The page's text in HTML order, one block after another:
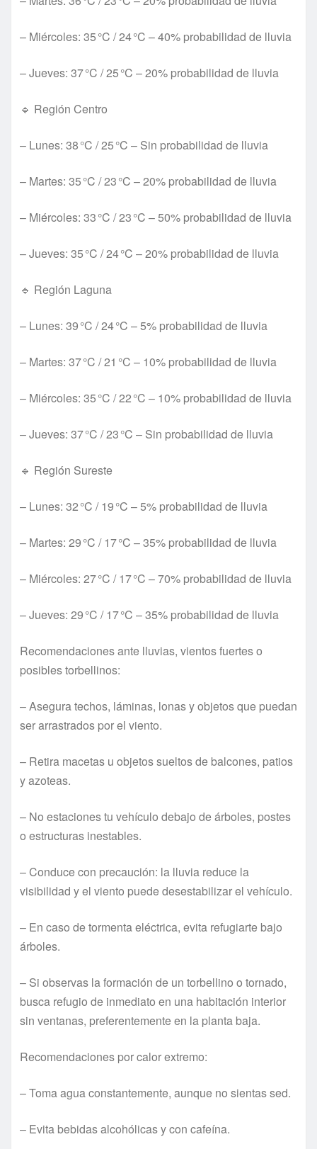
– Miércoles: 35 °C / 24 °C – 40% probabilidad de lluvia
– Jueves: 37 °C / 25 °C – 20% probabilidad de lluvia
🔹 Región Centro
– Lunes: 38 °C / 25 °C – Sin probabilidad de lluvia
– Martes: 35 °C / 23 °C – 20% probabilidad de lluvia
– Miércoles: 33 °C / 23 °C – 50% probabilidad de lluvia
– Jueves: 35 °C / 24 °C – 20% probabilidad de lluvia
🔹 Región Laguna
– Lunes: 39 °C / 24 °C – 5% probabilidad de lluvia
– Martes: 37 °C / 21 °C – 10% probabilidad de lluvia
– Miércoles: 35 °C / 22 °C – 10% probabilidad de lluvia
– Jueves: 37 °C / 23 °C – Sin probabilidad de lluvia
🔹 Región Sureste
– Lunes: 32 °C / 19 °C – 5% probabilidad de lluvia
– Martes: 29 °C / 17 °C – 35% probabilidad de lluvia
– Miércoles: 27 °C / 17 °C – 70% probabilidad de lluvia
– Jueves: 29 °C / 17 °C – 35% probabilidad de lluvia
Recomendaciones ante lluvias, vientos fuertes o
posibles torbellinos:
– Asegura techos, láminas, lonas y objetos que puedan
ser arrastrados por el viento.
– Retira macetas u objetos sueltos de balcones, patios
y azoteas.
– No estaciones tu vehículo debajo de árboles, postes
o estructuras inestables.
– Conduce con precaución: la lluvia reduce la
visibilidad y el viento puede desestabilizar el vehículo.
– En caso de tormenta eléctrica, evita refugiarte bajo
árboles.
– Si observas la formación de un torbellino o tornado,
busca refugio de inmediato en una habitación interior
sin ventanas, preferentemente en la planta baja.
Recomendaciones por calor extremo:
– Toma agua constantemente, aunque no sientas sed.
– Evita bebidas alcohólicas y con cafeína.